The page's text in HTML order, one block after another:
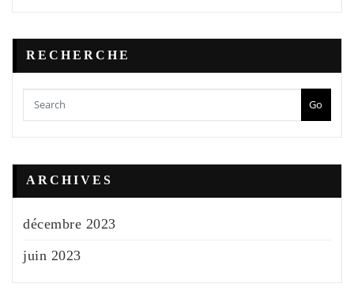
RECHERCHE
Go
ARCHIVES
décembre 2023
juin 2023